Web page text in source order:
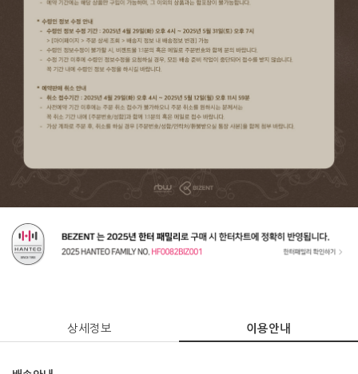
상세정보 이용안내